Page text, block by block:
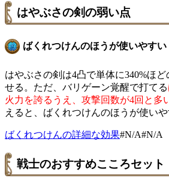
はやぶさの剣の弱い点
ばくれつけんのほうが使いやすい
はやぶさの剣は4凸で単体に340%ほ
せる。ただ、バリゲーン覚醒で打てる
火力を誇るうえ、攻撃回数が4回と多
えると、ばくれつけんのほうが使いや
ばくれつけんの詳細な効果#N/A#N/A
戦士のおすすめこころセット